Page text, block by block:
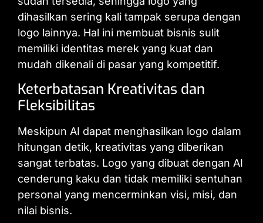
dihasilkan sering kali tampak serupa dengan
logo lainnya. Hal ini membuat bisnis sulit
memiliki identitas merek yang kuat dan
mudah dikenali di pasar yang kompetitif.
Keterbatasan Kreativitas dan
Fleksibilitas
Meskipun AI dapat menghasilkan logo dalam
hitungan detik, kreativitas yang diberikan
sangat terbatas. Logo yang dibuat dengan AI
cenderung kaku dan tidak memiliki sentuhan
personal yang mencerminkan visi, misi, dan
nilai bisnis.